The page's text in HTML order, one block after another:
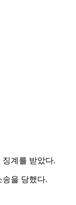
계를 받았다.
송을 당했다.